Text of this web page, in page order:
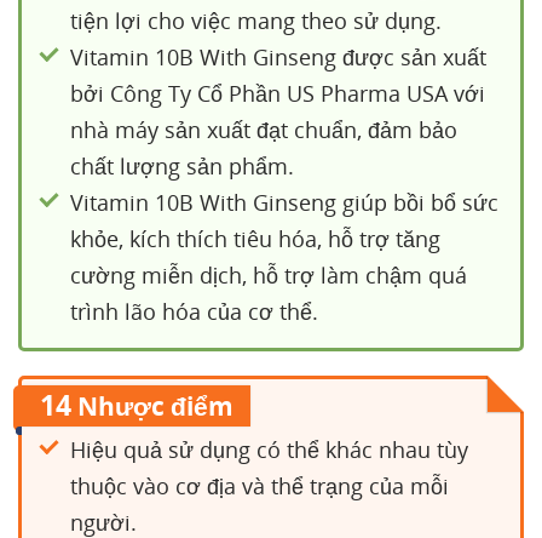
tiện lợi cho việc mang theo sử dụng.
Vitamin 10B With Ginseng được sản xuất
bởi Công Ty Cổ Phần US Pharma USA với
nhà máy sản xuất đạt chuẩn, đảm bảo
chất lượng sản phẩm.
Vitamin 10B With Ginseng giúp bồi bổ sức
khỏe, kích thích tiêu hóa, hỗ trợ tăng
cường miễn dịch, hỗ trợ làm chậm quá
trình lão hóa của cơ thể.
14 Nhược điểm
Hiệu quả sử dụng có thể khác nhau tùy
thuộc vào cơ địa và thể trạng của mỗi
người.